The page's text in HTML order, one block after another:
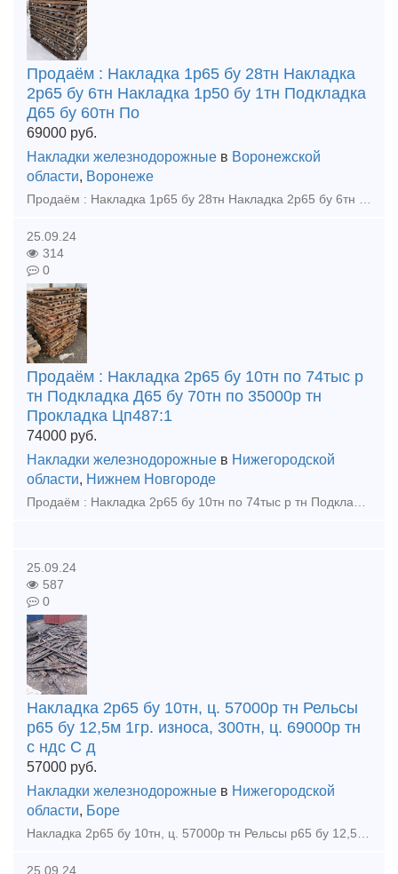
Продаём : Накладка 1р65 бу 28тн Накладка
2р65 бу 6тн Накладка 1р50 бу 1тн Подкладка
Д65 бу 60тн По
69000 руб.
Накладки железнодорожные в Воронежской
области, Воронеже
Продаём : Накладка 1р65 бу 28тн Накладка 2р65 бу 6тн Накладка 1р50 бу 1тн Подкладка Д65 бу 60тн Подкладка КД65 новая 2,5тн Подкладка КД65 бу 2тн Крестовина р65 1/9 новая 2023г, кол-во 3шт
25.09.24
314
0
Продаём : Накладка 2р65 бу 10тн по 74тыс р
тн Подкладка Д65 бу 70тн по 35000р тн
Прокладка Цп487:1
74000 руб.
Накладки железнодорожные в Нижегородской
области, Нижнем Новгороде
Продаём : Накладка 2р65 бу 10тн по 74тыс р тн Подкладка Д65 бу 70тн по 35000р тн Прокладка Цп487:13900шт по 47р шт Прокладка Цп638:43260шт по 47р шт Накладка 1р65 новая 7т по 105тыс р тн
25.09.24
587
0
Накладка 2р65 бу 10тн, ц. 57000р тн Рельсы
р65 бу 12,5м 1гр. износа, 300тн, ц. 69000р тн
с ндс С д
57000 руб.
Накладки железнодорожные в Нижегородской
области, Боре
Накладка 2р65 бу 10тн, ц. 57000р тн Рельсы р65 бу 12,5м 1гр. износа, 300тн, ц. 69000р тн с ндс С доставкой цена договорная. Покупаем любые материалы ВСП, вагонные запчасти во всех регионах РФ
25.09.24